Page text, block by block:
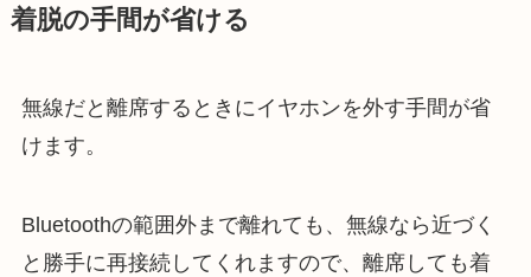
着脱の手間が省ける
無線だと離席するときにイヤホンを外す手間が省
けます。
Bluetoothの範囲外まで離れても、無線なら近づく
と勝手に再接続してくれますので、離席しても着